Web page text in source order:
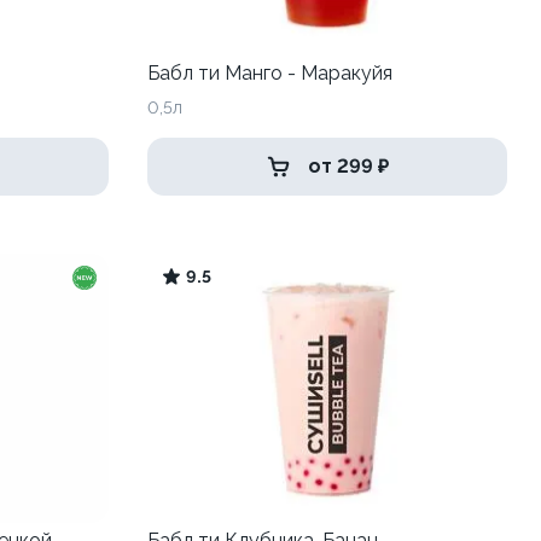
Бабл ти Манго - Маракуйя
0,5л
от 299 ₽
9.5